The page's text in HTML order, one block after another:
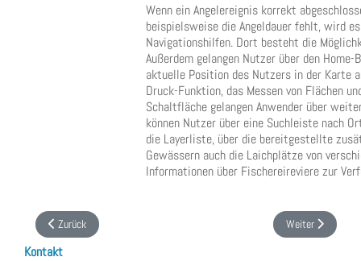
Wenn ein Angelereignis korrekt
beispielsweise die Angeldauer fehlt, wird
Navigationshilfen. Dort besteht die
Außerdem gelangen Nutzer über den
aktuelle Position des Nutzers in der Karte
Druck-Funktion, das Messen von Flächen
Schaltfläche gelangen Anwender über
können Nutzer über eine Suchleiste nach
die Layerliste, über die bereitgestellte
Gewässern auch die Laichplätze von
Informationen über Fischereireviere zur
Vorheriger Beitrag: WebGIS Anwendung eWisa
Zurück Nächster
Weiter
Kontakt